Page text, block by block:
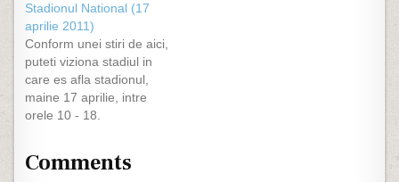
Stadionul National (17
aprilie 2011)
Conform unei stiri de aici,
puteti viziona stadiul in
care es afla stadionul,
maine 17 aprilie, intre
orele 10 - 18.
Comments